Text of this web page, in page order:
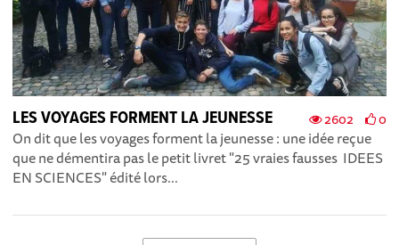
2602 0
LES VOYAGES FORMENT LA JEUNESSE
On dit que les voyages forment la jeunesse : une idée reçue
que ne démentira pas le petit livret "25 vraies fausses IDEES
EN SCIENCES" édité lors...